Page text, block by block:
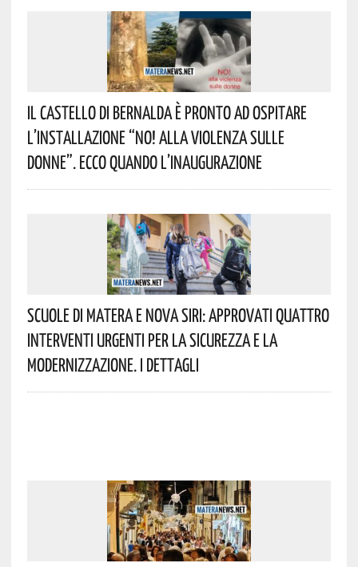
Il Castello Di Bernalda È Pronto Ad Ospitare
L’installazione “NO! Alla Violenza Sulle
Donne”. Ecco Quando L’inaugurazione
Scuole Di Matera E Nova Siri: Approvati Quattro
Interventi Urgenti Per La Sicurezza E La
Modernizzazione. I Dettagli